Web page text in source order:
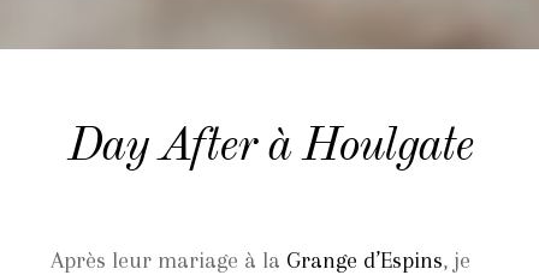
Day After à Houlgate
Après leur mariage à la Grange d’Espins, je